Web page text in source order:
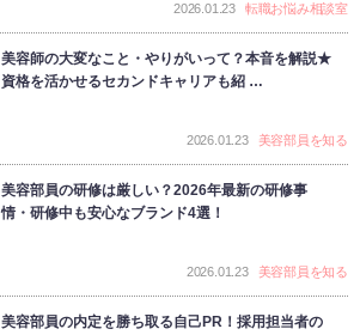
2026.01.23 転職お悩み相談室
美容師の大変なこと・やりがいって？本音を解説★
資格を活かせるセカンドキャリアも紹 …
2026.01.23 美容部員を知る
美容部員の研修は厳しい？2026年最新の研修事
情・研修中も安心なブランド4選！
2026.01.23 美容部員を知る
美容部員の内定を勝ち取る自己PR！採用担当者の